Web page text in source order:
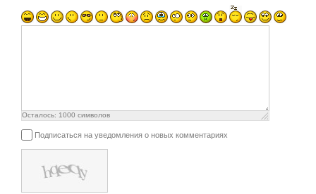
Осталось: 1000 символов
Подписаться на уведомления о новых комментариях